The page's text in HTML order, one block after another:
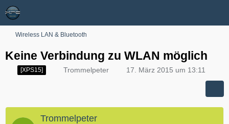
Wireless LAN & Bluetooth
Keine Verbindung zu WLAN möglich
[XPS15] Trommelpeter 17. März 2015 um 13:11
Trommelpeter